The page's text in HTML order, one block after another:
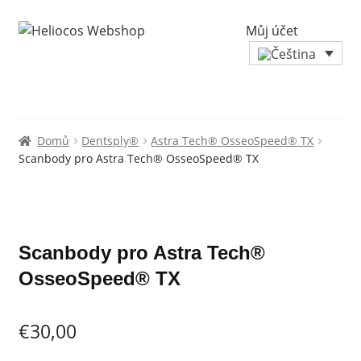
Můj účet
Domů Dentsply®
Astra Tech® OsseoSpeed® TX
Scanbody pro Astra Tech® OsseoSpeed® TX
Scanbody pro Astra Tech®
OsseoSpeed® TX
€30,00